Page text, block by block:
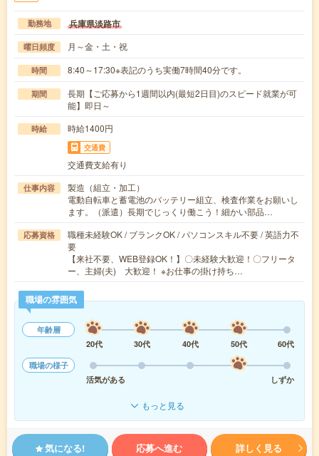
勤務地 兵庫県淡路市
曜日頻度 月～金・土・祝
時間 8:40～17:30※表記のうち実働7時間40分です。
期間
長期【ご応募から1週間以内(最短2日目)のスピード就業が可
能】即日～
時給 時給1400円
交通費
交通費支給有り
仕事内容
製造（組立・加工）
電動自転車と蓄電池のバッテリー組立、検査作業をお願いし
ます。（派遣）長期でじっくり働こう！細かい部品…
応募資格
職種未経験OK / ブランクOK / パソコンスキル不要 / 英語力不
要
【来社不要、WEB登録OK！】〇未経験大歓迎！〇フリータ
ー、主婦(夫) 大歓迎！ ※お仕事の掛け持ち…
職場の雰囲気
年齢層
20代
30代 40代 50代
60代
職場の様子
活気がある
しずか
もっと見る
気になる! 応募へ進む 詳しく見る